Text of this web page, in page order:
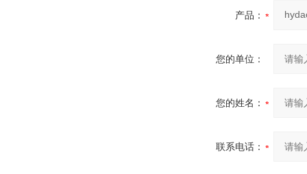
产品：
您的单位：
您的姓名：
联系电话：